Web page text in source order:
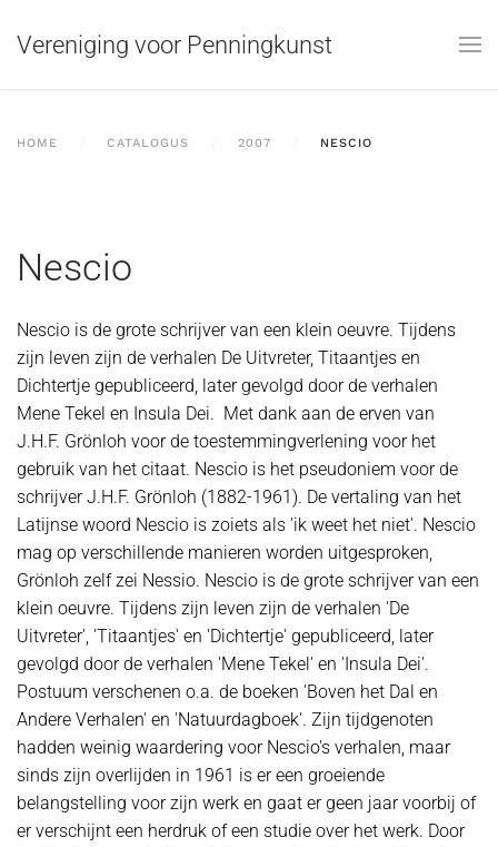
Skip to main content
Vereniging voor Penningkunst
HOME CATALOGUS 2007 NESCIO
Nescio
Nescio is de grote schrijver van een klein oeuvre. Tijdens
zijn leven zijn de verhalen De Uitvreter, Titaantjes en
Dichtertje gepubliceerd, later gevolgd door de verhalen
Mene Tekel en Insula Dei. Met dank aan de erven van
J.H.F. Grönloh voor de toestemmingverlening voor het
gebruik van het citaat. Nescio is het pseudoniem voor de
schrijver J.H.F. Grönloh (1882-1961). De vertaling van het
Latijnse woord Nescio is zoiets als 'ik weet het niet'. Nescio
mag op verschillende manieren worden uitgesproken,
Grönloh zelf zei Nessio. Nescio is de grote schrijver van een
klein oeuvre. Tijdens zijn leven zijn de verhalen ′De
Uitvreter′, ′Titaantjes′ en ′Dichtertje′ gepubliceerd, later
gevolgd door de verhalen ′Mene Tekel′ en ′Insula Dei′.
Postuum verschenen o.a. de boeken ′Boven het Dal en
Andere Verhalen′ en ′Natuurdagboek′. Zijn tijdgenoten
hadden weinig waardering voor Nescio's verhalen, maar
sinds zijn overlijden in 1961 is er een groeiende
belangstelling voor zijn werk en gaat er geen jaar voorbij of
er verschijnt een herdruk of een studie over het werk. Door